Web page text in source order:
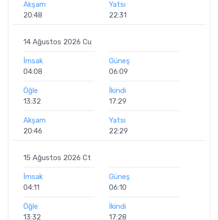
Akşam
20:48
Yatsı
22:31
14 Ağustos 2026 Cu
İmsak
04:08
Güneş
06:09
Öğle
13:32
İkindi
17:29
Akşam
20:46
Yatsı
22:29
15 Ağustos 2026 Ct
İmsak
04:11
Güneş
06:10
Öğle
13:32
İkindi
17:28